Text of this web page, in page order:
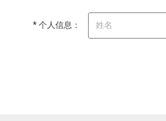
* 个人信息：